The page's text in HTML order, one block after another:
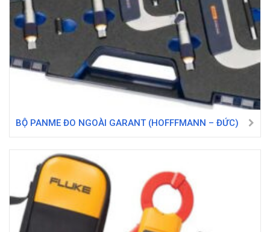
BỘ PANME ĐO NGOÀI GARANT (HOFFFMANN – ĐỨC)